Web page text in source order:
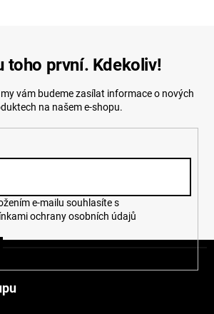
toho první. Kdekoliv!
vám budeme zasílat informace o nových
na našem e-shopu.
ochrany osobních údajů